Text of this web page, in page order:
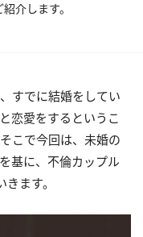
介します。
すでに結婚をしてい
恋愛をするというこ
こで今回は、未婚の
基に、不倫カップル
ます。